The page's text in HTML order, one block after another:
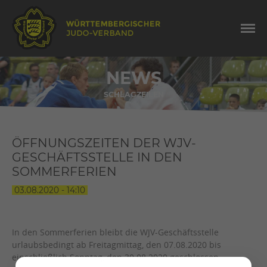
NEWS
SCHLAGZEILEN
ÖFFNUNGSZEITEN DER WJV-
GESCHÄFTSSTELLE IN DEN
SOMMERFERIEN
03.08.2020 - 14:10
In den Sommerferien bleibt die WJV-Geschäftsstelle
urlaubsbedingt ab Freitagmittag, den 07.08.2020 bis
einschließlich Sonntag, den 30.08.2020 geschlossen.